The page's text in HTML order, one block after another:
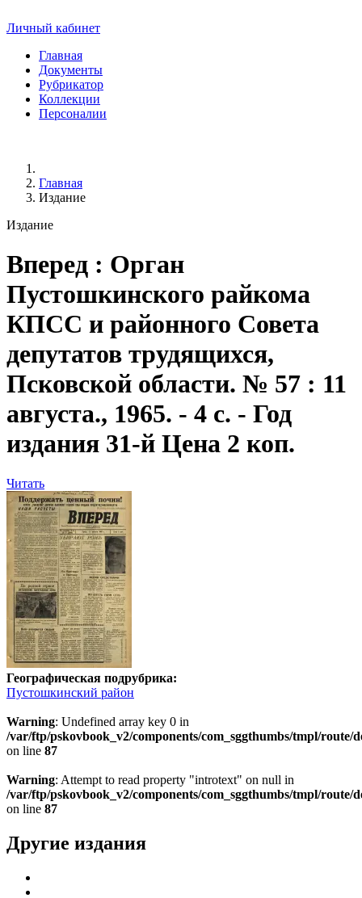
Личный кабинет
Главная
Документы
Рубрикатор
Коллекции
Персоналии
Главная
Издание
Издание
Вперед : Орган
Пустошкинского райкома
КПСС и районного Совета
депутатов трудящихся,
Псковской области. № 57 : 11
августа., 1965. - 4 с. - Год
издания 31-й Цена 2 коп.
Читать
Географическая подрубрика:
Пустошкинский район
Warning: Undefined array key 0 in
/var/ftp/pskovbook_v2/components/com_sggthumbs/tmpl/route/
on line 87
Warning: Attempt to read property "introtext" on null in
/var/ftp/pskovbook_v2/components/com_sggthumbs/tmpl/route/
on line 87
Другие издания